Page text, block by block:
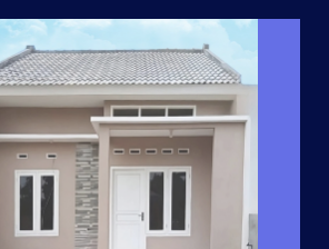
KOPEN
dengan suasana pedesaan. 10 menit dari pusat
Ring Road